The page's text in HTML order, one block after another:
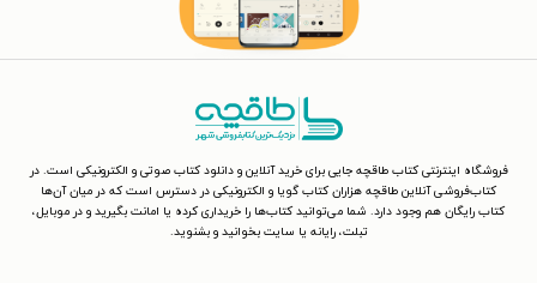
فروشگاه اینترنتی کتاب طاقچه جایی برای خرید آنلاین و دانلود کتاب صوتی و الکترونیکی است. در
کتاب‌فروشی آنلاین طاقچه هزاران کتاب گویا و الکترونیکی در دسترس است که در میان آن‌ها
کتاب رایگان هم وجود دارد. شما می‌توانید کتاب‌ها را خریداری کرده یا امانت بگیرید و در موبایل،
تبلت، رایانه یا سایت بخوانید و بشنوید.